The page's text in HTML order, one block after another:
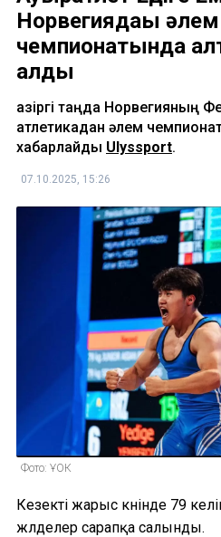
Норвегиядағы әлем
чемпионатында
алды
Қазіргі таңда Норвегияның
атлетикадан әлем
хабарлайды Ulyssport.
07.10.2025, 15:26
Фото: ҰОК
Кезекті жарыс күнінде 79
жүлделер сарапқа салынды.